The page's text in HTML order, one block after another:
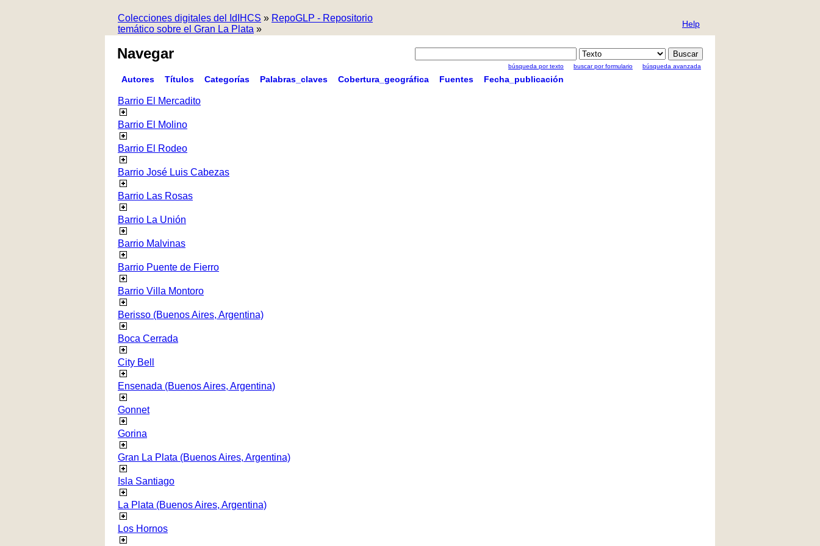
Colecciones digitales del IdIHCS » RepoGLP - Repositorio
temático sobre el Gran La Plata » Help
Navegar
búsqueda por texto buscar por formulario búsqueda avanzada
Autores Títulos Categorías Palabras_claves Cobertura_geográfica Fuentes Fecha_publicación
Barrio El Mercadito
Barrio El Molino
Barrio El Rodeo
Barrio José Luis Cabezas
Barrio Las Rosas
Barrio La Unión
Barrio Malvinas
Barrio Puente de Fierro
Barrio Villa Montoro
Berisso (Buenos Aires, Argentina)
Boca Cerrada
City Bell
Ensenada (Buenos Aires, Argentina)
Gonnet
Gorina
Gran La Plata (Buenos Aires, Argentina)
Isla Santiago
La Plata (Buenos Aires, Argentina)
Los Hornos